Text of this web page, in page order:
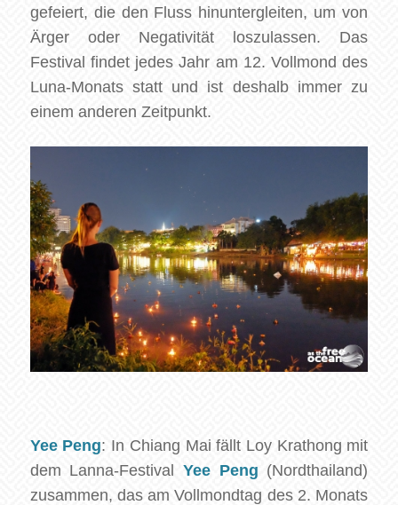
gefeiert, die den Fluss hinuntergleiten, um von
Ärger oder Negativität loszulassen. Das
Festival findet jedes Jahr am 12. Vollmond des
Luna-Monats statt und ist deshalb immer zu
einem anderen Zeitpunkt.
Yee Peng: In Chiang Mai fällt Loy Krathong mit
dem Lanna-Festival Yee Peng (Nordthailand)
zusammen, das am Vollmondtag des 2. Monats